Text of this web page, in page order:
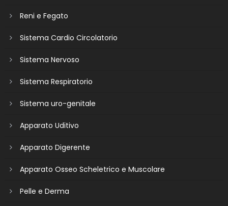
Reni e Fegato
Sistema Cardio Circolatorio
Sistema Nervoso
Sistema Respiratorio
Sistema uro-genitale
Apparato Uditivo
Apparato Digerente
Apparato Osseo Scheletrico e Muscolare
Pelle e Derma